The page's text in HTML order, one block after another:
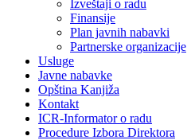
Izveštaji o radu
Finansije
Plan javnih nabavki
Partnerske organizacije
Usluge
Javne nabavke
Opština Kanjiža
Kontakt
ICR-Informator o radu
Procedure Izbora Direktora